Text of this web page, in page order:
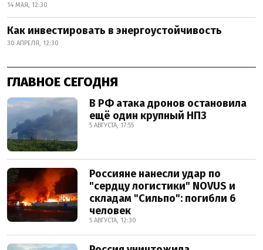
14 МАЯ, 12:30
Как инвестировать в энергоустойчивость
30 АПРЕЛЯ, 12:30
ГЛАВНОЕ СЕГОДНЯ
В РФ атака дронов остановила
ещё один крупный НПЗ
5 АВГУСТА, 17:55
Россияне нанесли удар по
"сердцу логистики" NOVUS и
складам "Сильпо": погибли 6
человек
5 АВГУСТА, 12:30